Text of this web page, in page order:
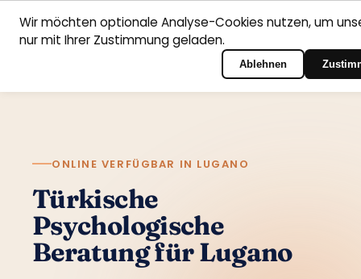
StartseiteFachbereichePsychologen
Deutsch Zum Portal-Login
ONLINE VERFÜGBAR IN LUGANO
Türkische
Psychologische
Beratung für Lugano
Wir möchten optionale Analyse-Cookies nutzen, um
nur mit Ihrer Zustimmung geladen.
Ablehnen